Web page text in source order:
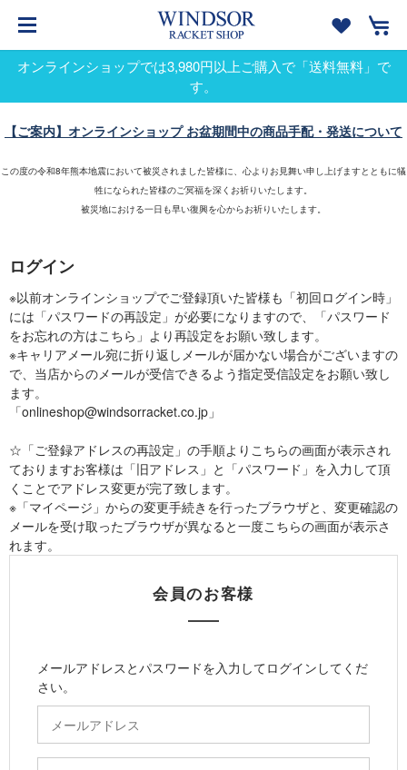
オンラインショップでは3,980円以上ご購入で「送料無料」で
す。
【ご案内】オンラインショップ お盆期間中の商品手配・発送について
この度の令和8年熊本地震において被災されました皆様に、心よりお見舞い申し上げますとともに犠
牲になられた皆様のご冥福を深くお祈りいたします。
被災地における一日も早い復興を心からお祈りいたします。
ログイン
※以前オンラインショップでご登録頂いた皆様も「初回ログイン時」
には「パスワードの再設定」が必要になりますので、「パスワード
をお忘れの方はこちら」より再設定をお願い致します。
※キャリアメール宛に折り返しメールが届かない場合がございますの
で、当店からのメールが受信できるよう指定受信設定をお願い致し
ます。
「onlineshop@windsorracket.co.jp」
☆「ご登録アドレスの再設定」の手順よりこちらの画面が表示され
ておりますお客様は「旧アドレス」と「パスワード」を入力して頂
くことでアドレス変更が完了致します。
※「マイページ」からの変更手続きを行ったブラウザと、変更確認の
メールを受け取ったブラウザが異なると一度こちらの画面が表示さ
れます。
会員のお客様
メールアドレスとパスワードを入力してログインしてくだ
さい。